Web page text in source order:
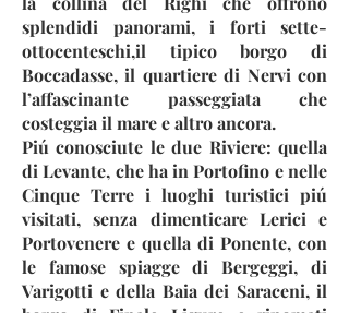
splendidi panorami, i forti sette-
ottocenteschi,il tipico borgo di
Boccadasse, il quartiere di Nervi con
l’affascinante passeggiata che
costeggia il mare e altro ancora.
Piú conosciute le due Riviere: quella
di Levante, che ha in Portofino e nelle
Cinque Terre i luoghi turistici piú
visitati, senza dimenticare Lerici e
Portovenere e quella di Ponente, con
le famose spiagge di Bergeggi, di
Varigotti e della Baia dei Saraceni, il